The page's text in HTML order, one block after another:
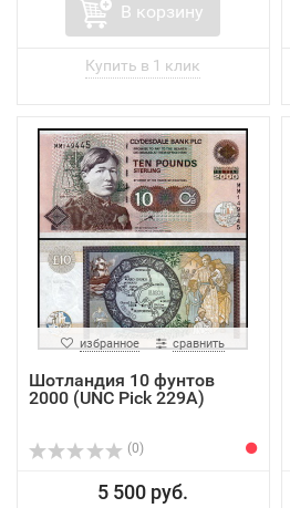
В корзину
избранное сравнить
Шотландия 10 фунтов
2000 (UNC Pick 229A)
(0)
5 500 руб.